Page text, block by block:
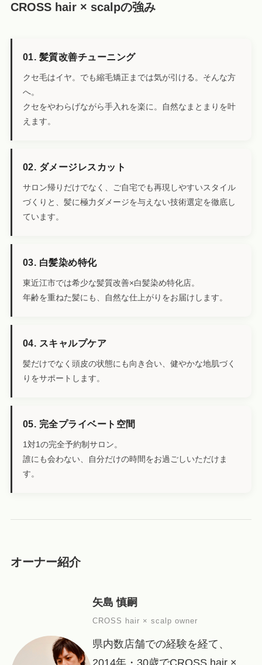
CROSS hair × scalpの強み
01. 髪質改善チューニング
クセ毛はイヤ。でも縮毛矯正までは気が引ける。そんな方
へ。
クセをやわらげながら手入れを楽に。自然なまとまりを叶
えます。
02. ダメージレスカット
サロン帰りだけでなく、ご自宅でも再現しやすいスタイル
づくりと、髪に極力ダメージを与えない技術選定を徹底し
ています。
03. 白髪染め特化
東近江市では希少な髪質改善×白髪染め特化店。
年齢を重ねた髪にも、自然な仕上がりをお届けします。
04. スキャルプケア
髪だけでなく頭皮の状態にも向き合い、健やかな地肌づく
りをサポートします。
05. 完全プライベート空間
1対1の完全予約制サロン。
誰にも会わない、自分だけの時間をお過ごしいただけま
す。
オーナー紹介
矢島 慎嗣
CROSS hair × scalp owner
県内数店舗での経験を経て、